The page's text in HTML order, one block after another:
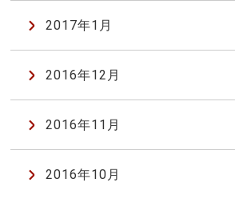
2017年1月
2016年12月
2016年11月
2016年10月